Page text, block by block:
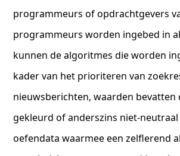
programmeurs of opdrachtgevers
programmeurs worden ingebed in
kunnen de algoritmes die worden
kader van het prioriteren van
nieuwsberichten, waarden bevatten
gekleurd of anderszins niet-neutraal
oefendata waarmee een zelflerend